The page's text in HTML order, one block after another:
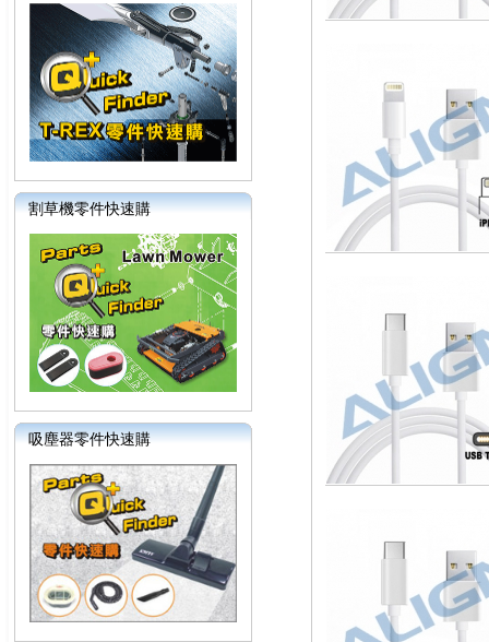
割草機零件快速購
吸塵器零件快速購